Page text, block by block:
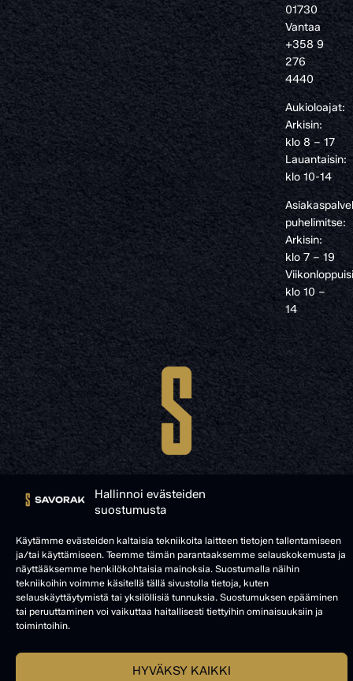
Hallinnoi evästeiden
suostumusta
Käytämme evästeiden kaltaisia tekniikoita laitteen tietojen tallentamiseen
ja/tai käyttämiseen. Teemme tämän parantaaksemme selauskokemusta ja
näyttääksemme henkilökohtaisia mainoksia. Suostumalla näihin
tekniikoihin voimme käsitellä tällä sivustolla tietoja, kuten
selauskäyttäytymistä tai yksilöllisiä tunnuksia. Suostumuksen epääminen
tai peruuttaminen voi vaikuttaa haitallisesti tiettyihin ominaisuuksiin ja
toimintoihin.
HYVÄKSY KAIKKI
01730
Vantaa
+358 9
276
4440
Aukioloajat:
Arkisin:
klo 8 – 17
Lauantaisin:
klo 10-14
puhelimitse:
Arkisin:
klo 7 – 19
klo 10 –
14
© SAVORAK 2025